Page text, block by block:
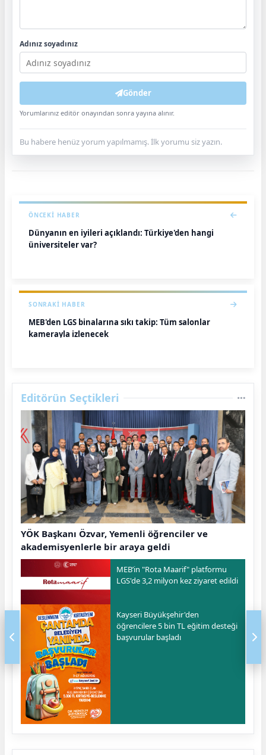
Adınız soyadınız
Gönder
Yorumlarınız editör onayından sonra yayına alınır.
Bu habere henüz yorum yapılmamış. İlk yorumu siz yazın.
ÖNCEKI HABER
Dünyanın en iyileri açıklandı: Türkiye'den hangi
üniversiteler var?
SONRAKI HABER
MEB'den LGS binalarına sıkı takip: Tüm salonlar
kamerayla izlenecek
Editörün Seçtikleri
YÖK Başkanı Özvar, Yemenli öğrenciler ve
akademisyenlerle bir araya geldi
MEB’in "Rota Maarif" platformu
LGS'de 3,2 milyon kez ziyaret edildi
Kayseri Büyükşehir'den
öğrencilere 5 bin TL eğitim desteği
başvurular başladı